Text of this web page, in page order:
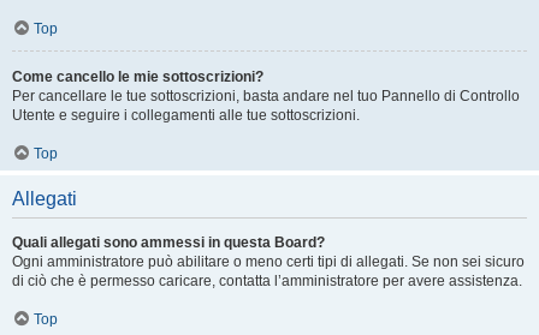
Top
Come cancello le mie sottoscrizioni?
Per cancellare le tue sottoscrizioni, basta andare nel tuo Pannello di Controllo
Utente e seguire i collegamenti alle tue sottoscrizioni.
Top
Allegati
Quali allegati sono ammessi in questa Board?
Ogni amministratore può abilitare o meno certi tipi di allegati. Se non sei sicuro
di ciò che è permesso caricare, contatta l’amministratore per avere assistenza.
Top